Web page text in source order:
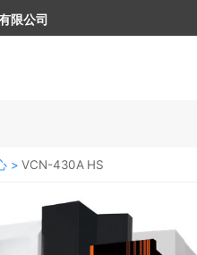
限公司
>VCN-430A HS